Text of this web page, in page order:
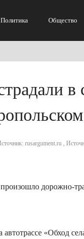
Политика Общество
в
rusargument.ru ,
дорожно-
«Обход